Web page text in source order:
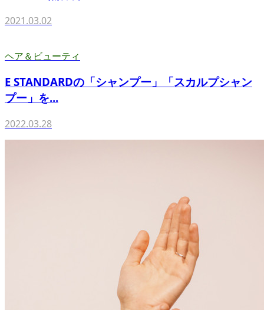
2021.03.02
ヘア＆ビューティ
E STANDARDの「シャンプー」「スカルプシャン
プー」を...
2022.03.28